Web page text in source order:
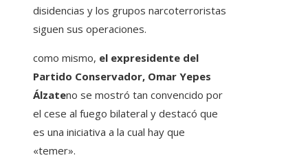
disidencias y los grupos narcoterroristas
siguen sus operaciones.
como mismo, el expresidente del
Partido Conservador, Omar Yepes
Álzateno se mostró tan convencido por
el cese al fuego bilateral y destacó que
es una iniciativa a la cual hay que
«temer».